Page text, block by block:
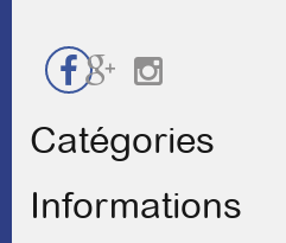
Catégories
Informations